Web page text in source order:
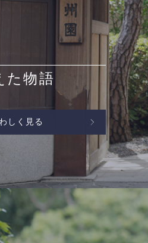
た物語
しく見る